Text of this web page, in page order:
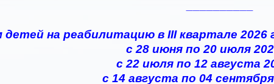
детей на реабилитацию в III квартале
с 28 июня по 20 июля
с 22 июля по 12 августа
с 14 августа по 04